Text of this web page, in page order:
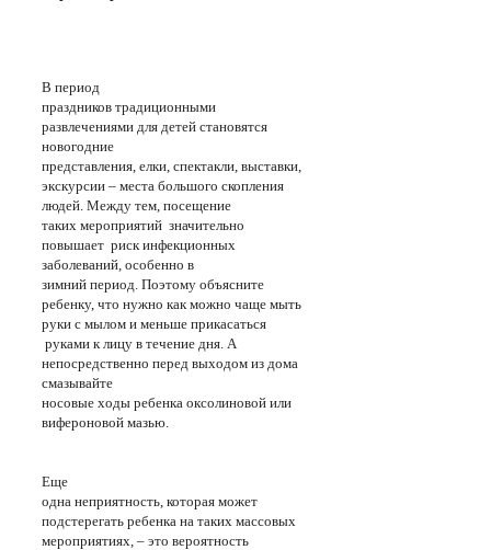
В период
праздников традиционными
развлечениями для детей становятся
новогодние
представления, елки, спектакли, выставки,
экскурсии – места большого скопления
людей. Между тем, посещение
таких мероприятий значительно
повышает риск инфекционных
заболеваний, особенно в
зимний период. Поэтому объясните
ребенку, что нужно как можно чаще мыть
руки с мылом и меньше прикасаться
руками к лицу в течение дня. А
непосредственно перед выходом из дома
смазывайте
носовые ходы ребенка оксолиновой или
вифероновой мазью.
Еще
одна неприятность, которая может
подстерегать ребенка на таких массовых
мероприятиях, – это вероятность